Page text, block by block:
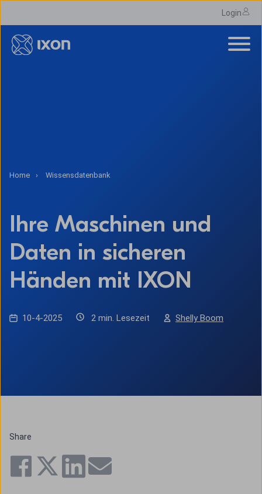
Login
Home Wissensdatenbank
Ihre Maschinen und
Daten in sicheren
Händen mit IXON
10-4-2025 2 min. Lesezeit Shelly Boom
Share